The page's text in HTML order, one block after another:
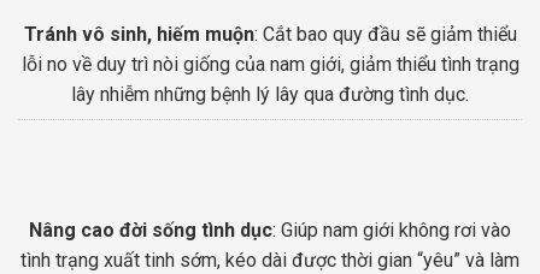
Tránh vô sinh, hiếm muộn: Cắt bao quy đầu sẽ giảm thiểu
lỗi no về duy trì nòi giống của nam giới, giảm thiểu tình trạng
lây nhiễm những bệnh lý lây qua đường tình dục.
Nâng cao đời sống tình dục: Giúp nam giới không rơi vào
tình trạng xuất tinh sớm, kéo dài được thời gian “yêu” và làm